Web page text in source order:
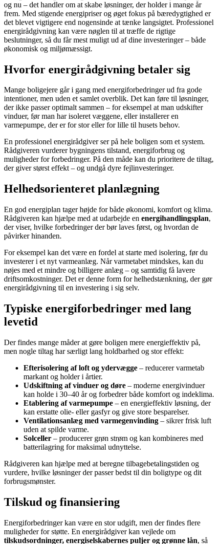
og nu – det handler om at skabe løsninger, der holder i mange år
frem. Med stigende energipriser og øget fokus på bæredygtighed er
det blevet vigtigere end nogensinde at tænke langsigtet. Professionel
energirådgivning kan være nøglen til at træffe de rigtige
beslutninger, så du får mest muligt ud af dine investeringer – både
økonomisk og miljømæssigt.
Hvorfor energirådgivning betaler sig
Mange boligejere går i gang med energiforbedringer ud fra gode
intentioner, men uden et samlet overblik. Det kan føre til løsninger,
der ikke passer optimalt sammen – for eksempel at man udskifter
vinduer, før man har isoleret væggene, eller installerer en
varmepumpe, der er for stor eller for lille til husets behov.
En professionel energirådgiver ser på hele boligen som et system.
Rådgiveren vurderer bygningens tilstand, energiforbrug og
muligheder for forbedringer. På den måde kan du prioritere de tiltag,
der giver størst effekt – og undgå dyre fejlinvesteringer.
Helhedsorienteret planlægning
En god energiplan tager højde for både økonomi, komfort og klima.
Rådgiveren kan hjælpe med at udarbejde en energihandlingsplan,
der viser, hvilke forbedringer der bør laves først, og hvordan de
påvirker hinanden.
For eksempel kan det være en fordel at starte med isolering, før du
investerer i et nyt varmeanlæg. Når varmetabet mindskes, kan du
nøjes med et mindre og billigere anlæg – og samtidig få lavere
driftsomkostninger. Det er denne form for helhedstænkning, der gør
energirådgivning til en investering i sig selv.
Typiske energiforbedringer med lang
levetid
Der findes mange måder at gøre boligen mere energieffektiv på,
men nogle tiltag har særligt lang holdbarhed og stor effekt:
Efterisolering af loft og ydervægge – reducerer varmetab
markant og holder i årtier.
Udskiftning af vinduer og døre – moderne energivinduer
kan holde i 30–40 år og forbedrer både komfort og indeklima.
Etablering af varmepumpe – en energieffektiv løsning, der
kan erstatte olie- eller gasfyr og give store besparelser.
Ventilationsanlæg med varmegenvinding – sikrer frisk luft
uden at spilde varme.
Solceller – producerer grøn strøm og kan kombineres med
batterilagring for maksimal udnyttelse.
Rådgiveren kan hjælpe med at beregne tilbagebetalingstiden og
vurdere, hvilke løsninger der passer bedst til din boligtype og dit
forbrugsmønster.
Tilskud og finansiering
Energiforbedringer kan være en stor udgift, men der findes flere
muligheder for støtte. En energirådgiver kan vejlede om
tilskudsordninger, energiselskabernes puljer og grønne lån, så